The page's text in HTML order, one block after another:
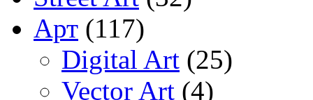
Арт (117)
Digital Art (25)
Vector Art (4)